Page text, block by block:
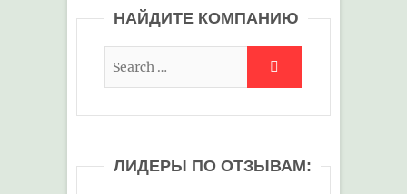
НАЙДИТЕ КОМПАНИЮ
ЛИДЕРЫ ПО ОТЗЫВАМ: